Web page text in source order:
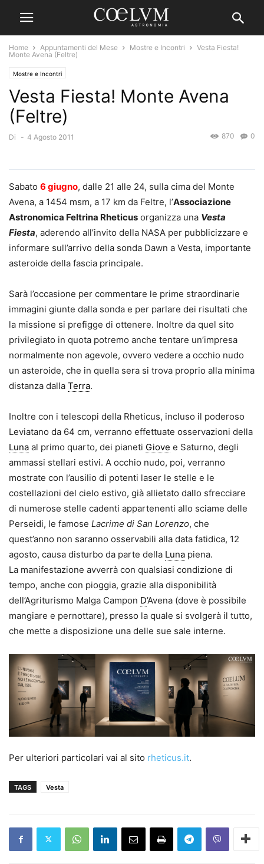
Home Appuntamenti del Mese Mostre e Incontri
Vesta Fiesta!
Monte Avena (Feltre)
Mostre e Incontri
Vesta Fiesta! Monte Avena
(Feltre)
Di - 4 Agosto 2011 0
870
Sabato 6 giugno, dalle 21 alle 24, sulla cima del Monte
Avena, a 1454 msm, a 17 km da Feltre, l’Associazione
Astronomica Feltrina Rheticus organizza una Vesta
Fiesta, aderendo all’invito della NASA per pubblicizzare e
informare sull’arrivo della sonda Dawn a Vesta, importante
asteroide della fascia principale.
Sarà l’occasione per commentare le prime straordinarie
immagini giunte dalla sonda e per parlare dei risultati che
la missione si prefigge di ottenere. Inoltre da quel sito
privilegiato in quota potremo anche tentare un’impresa
normalmente non agevole, ovvero vedere a occhio nudo
un asteroide, che in quella sera si trova proprio alla minima
distanza dalla Terra.
Inoltre con i telescopi della Rheticus, incluso il poderoso
Leviatano da 64 cm, verranno effettuate osservazioni della
Luna al primo quarto, dei pianeti Giove e Saturno, degli
ammassi stellari estivi. A occhio nudo, poi, verranno
mostrate con l’ausilio di potenti laser le stelle e le
costellazioni del cielo estivo, già allietato dallo sfrecciare
di numerose stelle cadenti appartenenti allo sciame delle
Perseidi, le famose Lacrime di San Lorenzo, che
quest’anno non saranno osservabili alla data fatidica, 12
agosto, causa disturbo da parte della Luna piena.
La manifestazione avverrà con qualsiasi condizione di
tempo, anche con pioggia, grazie alla disponibilità
dell’Agriturismo Malga Campon D’Avena (dove è possibile
mangiare e pernottare), presso la quale si svolgerà il tutto,
che mette a disposizione una delle sue sale interne.
Per ulteriori particolari vai al sito rheticus.it.
TAGS Vesta